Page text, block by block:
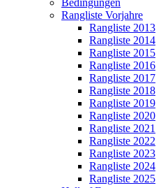
Bedingungen
Rangliste Vorjahre
Rangliste 2013
Rangliste 2014
Rangliste 2015
Rangliste 2016
Rangliste 2017
Rangliste 2018
Rangliste 2019
Rangliste 2020
Rangliste 2021
Rangliste 2022
Rangliste 2023
Rangliste 2024
Rangliste 2025